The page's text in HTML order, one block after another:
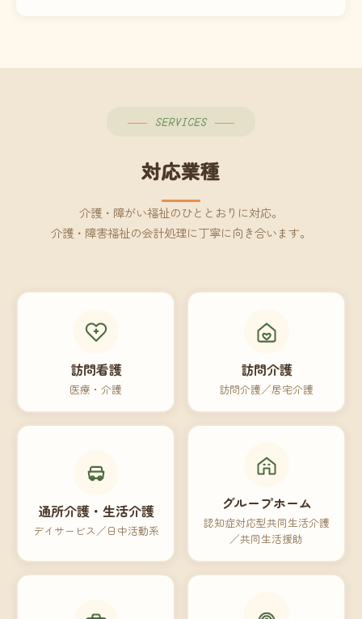
SERVICES
対応業種
介護・障がい福祉のひととおりに対応。
介護・障害福祉の会計処理に丁寧に向き合います。
訪問看護
医療・介護
訪問介護
訪問介護／居宅介護
通所介護・生活介護
デイサービス／日中活動系
グループホーム
認知症対応型共同生活介護
／共同生活援助